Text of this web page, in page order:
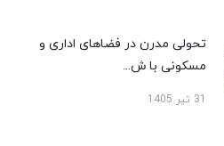
تحولی مدرن در فضاهای اداری و
مسکونی با ش...
31 تیر 1405